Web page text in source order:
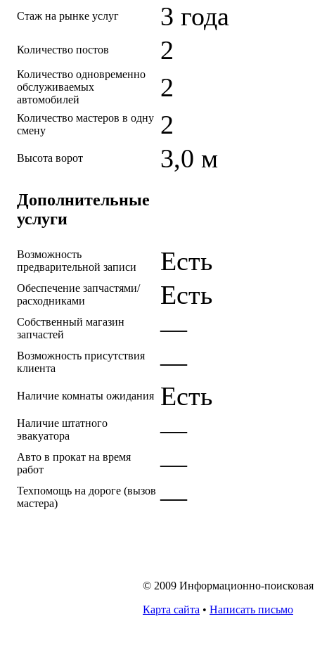
Стаж на рынке услуг 3 года
Количество постов 2
Количество одновременно
обслуживаемых
автомобилей
2
Количество мастеров в одну
смену
2
Высота ворот 3,0 м
Дополнительные
услуги
Возможность
предварительной записи
Есть
Обеспечение запчастями/
расходниками
Есть
Собственный магазин
запчастей
—
Возможность присутствия
клиента
—
Наличие комнаты ожидания Есть
Наличие штатного
эвакуатора
—
Авто в прокат на время
работ
—
Техпомощь на дороге (вызов
мастера)
—
© 2009 Информационно-поисковая
Карта сайта • Написать письмо